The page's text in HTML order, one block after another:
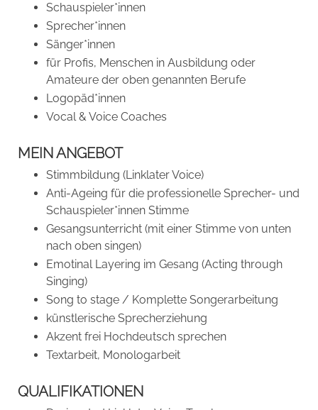
Schauspieler*innen
Sprecher*innen
Sänger*innen
für Profis, Menschen in Ausbildung oder
Amateure der oben genannten Berufe
Logopäd*innen
Vocal & Voice Coaches
MEIN ANGEBOT
Stimmbildung (Linklater Voice)
Anti-Ageing für die professionelle Sprecher- und
Schauspieler*innen Stimme
Gesangsunterricht (mit einer Stimme von unten
nach oben singen)
Emotinal Layering im Gesang (Acting through
Singing)
Song to stage / Komplette Songerarbeitung
künstlerische Sprecherziehung
Akzent frei Hochdeutsch sprechen
Textarbeit, Monologarbeit
QUALIFIKATIONEN